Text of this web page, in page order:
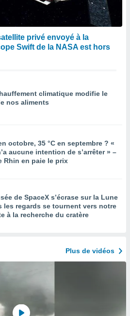
privé envoyé à la
Swift de la NASA est hors
climatique modifie le
nos aliments
octobre, 35 °C en septembre ? «
aucune intention de s’arrêter » –
Rhin en paie le prix
de SpaceX s’écrase sur la Lune
les regards se tournent vers notre
à la recherche du cratère
Plus de vidéos